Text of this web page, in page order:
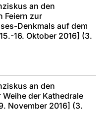
an den
Feiern zur
Denkmals auf dem
16. Oktober 2016] (3.
an den
der Kathedrale
November 2016] (3.